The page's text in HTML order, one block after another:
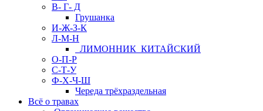
В- Г- Д
Грушанка
И-Ж-З-К
Л-М-Н
ЛИМОННИК КИТАЙСКИЙ
О-П-Р
С-Т-У
Ф-Х-Ч-Ш
Череда трёхраздельная
Всё о травах